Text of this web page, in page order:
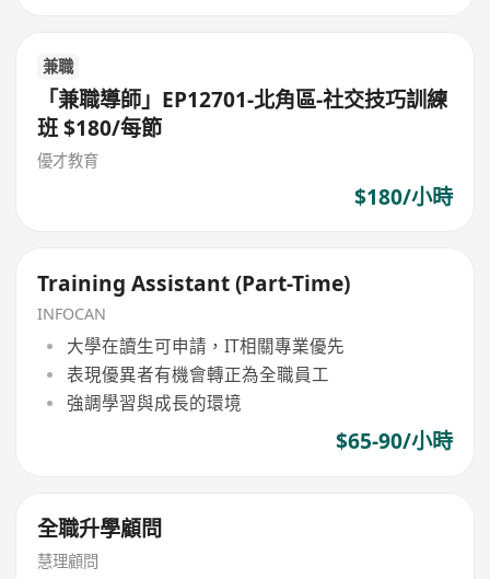
兼職
「兼職導師」EP12701-北角區-社交技巧訓練
班 $180/每節
優才教育
$180/小時
Training Assistant (Part-Time)
INFOCAN
大學在讀生可申請，IT相關專業優先
表現優異者有機會轉正為全職員工
強調學習與成長的環境
$65-90/小時
全職升學顧問
慧理顧問